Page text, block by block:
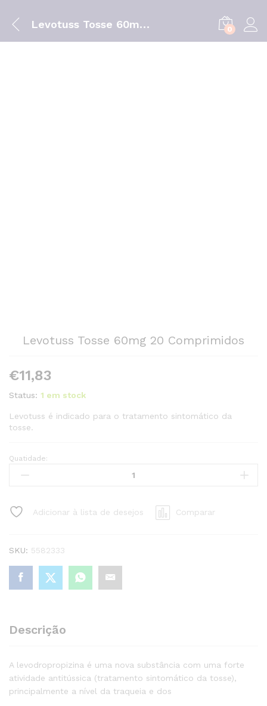
Levotuss Tosse 60mg 20 Comprimidos 0
Levotuss Tosse 60mg 20 Comprimidos
€11,83
Status: 1 em stock
Levotuss é indicado para o tratamento sintomático da
tosse.
Levotuss
Tosse
Comprimidos
Quatidade:
Adicionar à lista de desejos Comparar
SKU: 5582333
Descrição
A levodropropizina é uma nova substância com uma forte
atividade antitússica (tratamento sintomático da tosse),
principalmente a nível da traqueia e dos